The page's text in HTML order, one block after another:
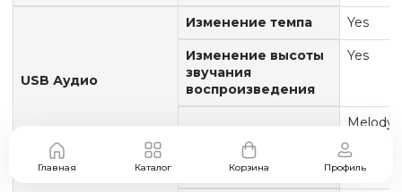
USB Аудио
Изменение темпа Yes
Изменение высоты
звучания
воспроизведения
Yes
Melody
Метроном
Yes
Главная Каталог Корзина Профиль